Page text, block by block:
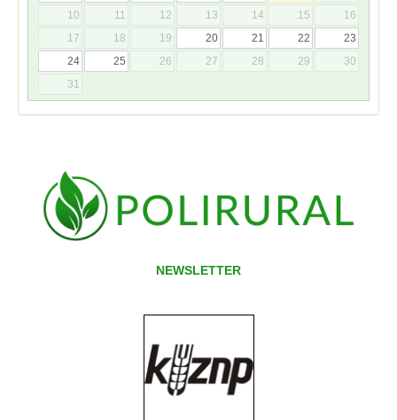
10
11 12 13 14 15
16
17
18 19 20 21 22
23
24
25 26 27 28 29
30
31
NEWSLETTER